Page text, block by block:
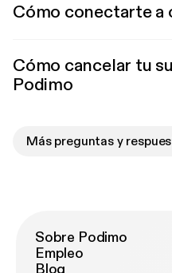
Cómo conectarte
Cómo cancelar tu
Podimo
Más preguntas y
Sobre Podimo
Empleo